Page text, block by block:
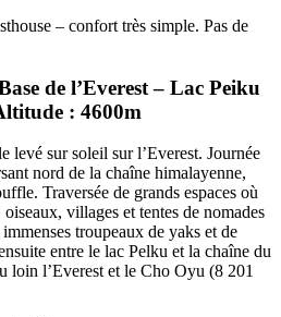
– confort très simple. Pas de
de l’Everest – Lac Peiku
: 4600m
levé sur soleil sur l’Everest. Journée
nord de la chaîne himalayenne,
Traversée de grands espaces où
villages et tentes de nomades
troupeaux de yaks et de
entre le lac Pelku et la chaîne du
loin l’Everest et le Cho Oyu (8 201